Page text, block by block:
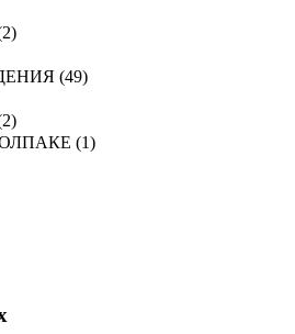
2)
(49)
2)
(1)